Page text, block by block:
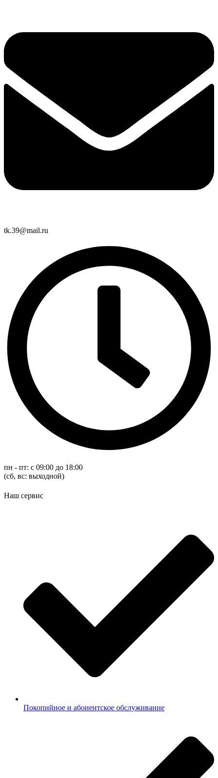
tk.39@mail.ru
пн - пт: с 09:00 до 18:00
(cб, вс: выходной)
Наш сервис
Покопийное и абонентское обслуживание